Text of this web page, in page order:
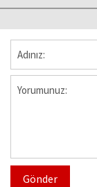
Gönder